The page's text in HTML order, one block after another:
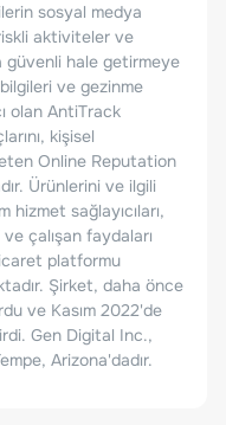
sosyal medya
aktiviteler ve
güvenli hale getirmeye
ve gezinme
olan AntiTrack
kişisel
Online Reputation
Ürünlerini ve ilgili
sağlayıcıları,
çalışan faydaları
ticaret platformu
Şirket, daha önce
ve Kasım 2022'de
Gen Digital Inc.,
Arizona'dadır.